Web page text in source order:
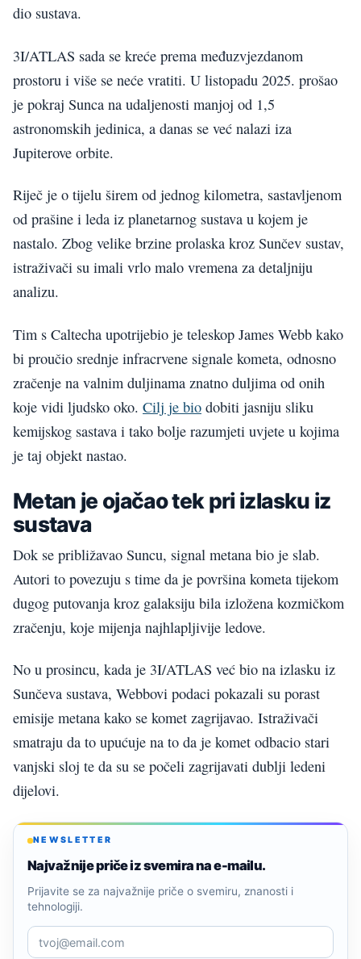
dio sustava.
3I/ATLAS sada se kreće prema međuzvjezdanom
prostoru i više se neće vratiti. U listopadu 2025. prošao
je pokraj Sunca na udaljenosti manjoj od 1,5
astronomskih jedinica, a danas se već nalazi iza
Jupiterove orbite.
Riječ je o tijelu širem od jednog kilometra, sastavljenom
od prašine i leda iz planetarnog sustava u kojem je
nastalo. Zbog velike brzine prolaska kroz Sunčev sustav,
istraživači su imali vrlo malo vremena za detaljniju
analizu.
Tim s Caltecha upotrijebio je teleskop James Webb kako
bi proučio srednje infracrvene signale kometa, odnosno
zračenje na valnim duljinama znatno duljima od onih
koje vidi ljudsko oko. Cilj je bio dobiti jasniju sliku
kemijskog sastava i tako bolje razumjeti uvjete u kojima
je taj objekt nastao.
Metan je ojačao tek pri izlasku iz
sustava
Dok se približavao Suncu, signal metana bio je slab.
Autori to povezuju s time da je površina kometa tijekom
dugog putovanja kroz galaksiju bila izložena kozmičkom
zračenju, koje mijenja najhlapljivije ledove.
No u prosincu, kada je 3I/ATLAS već bio na izlasku iz
Sunčeva sustava, Webbovi podaci pokazali su porast
emisije metana kako se komet zagrijavao. Istraživači
smatraju da to upućuje na to da je komet odbacio stari
vanjski sloj te da su se počeli zagrijavati dublji ledeni
dijelovi.
NEWSLETTER
Najvažnije priče iz svemira na e-mailu.
Prijavite se za najvažnije priče o svemiru, znanosti i
tehnologiji.